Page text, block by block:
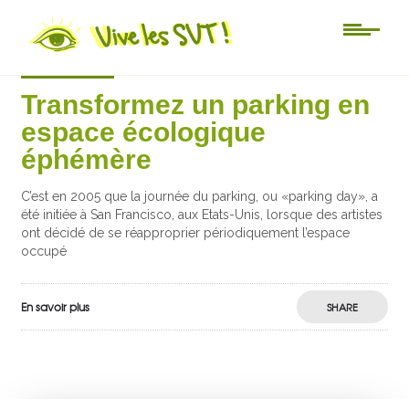
Transformez un parking en
espace écologique
éphémère
C’est en 2005 que la journée du parking, ou «parking day», a
été initiée à San Francisco, aux Etats-Unis, lorsque des artistes
ont décidé de se réapproprier périodiquement l’espace
occupé
En savoir plus SHARE